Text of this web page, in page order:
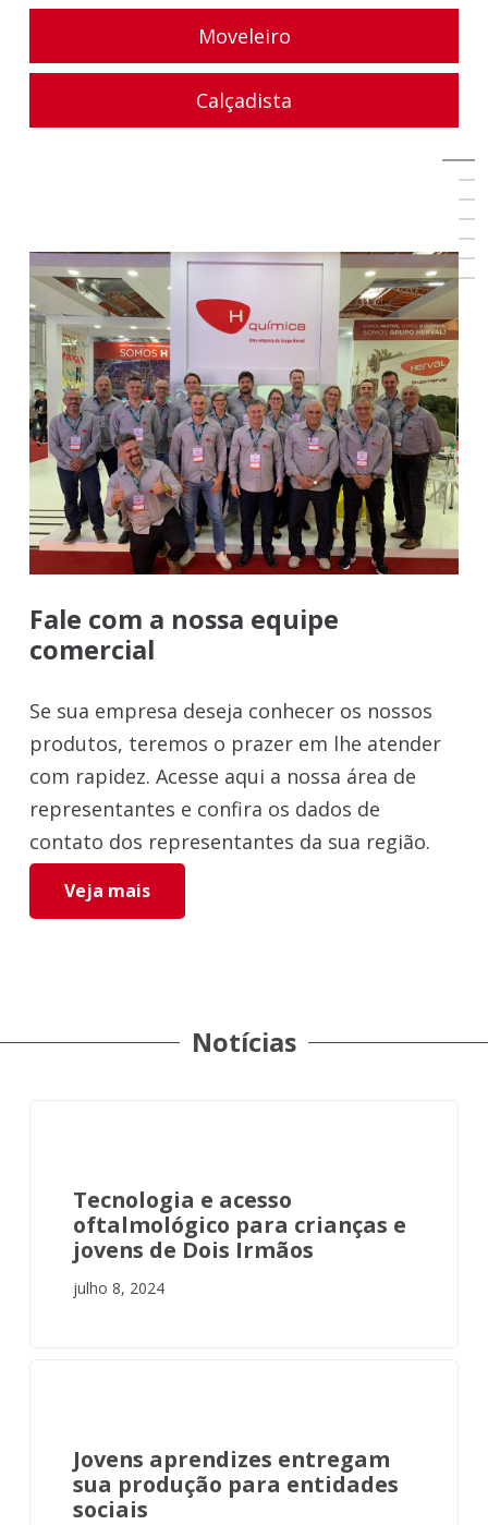
Moveleiro
Calçadista
Fale com a nossa equipe
comercial
Se sua empresa deseja conhecer os nossos
produtos, teremos o prazer em lhe atender
com rapidez. Acesse aqui a nossa área de
representantes e confira os dados de
contato dos representantes da sua região.
Veja mais
Notícias
Tecnologia e acesso
oftalmológico para crianças e
jovens de Dois Irmãos
julho 8, 2024
Jovens aprendizes entregam
sua produção para entidades
sociais